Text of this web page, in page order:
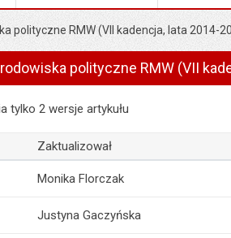
polityczne RMW (VII kadencja, lata 2014-
polityczne RMW (VII
polityczne RMW (VII kadencja, lata 2014-
tylko 2 wersje artykułu
Zaktualizował
Monika Florczak
Justyna Gaczyńska